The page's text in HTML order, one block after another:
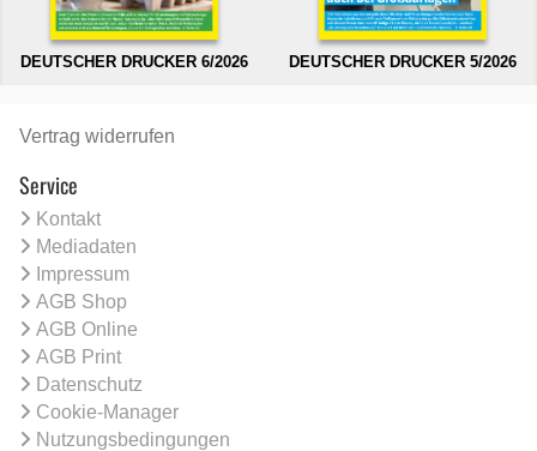
DEUTSCHER DRUCKER 6/2026 DEUTSCHER DRUCKER 5/2026
Vertrag widerrufen
Service
Kontakt
Mediadaten
Impressum
AGB Shop
AGB Online
AGB Print
Datenschutz
Cookie-Manager
Nutzungsbedingungen